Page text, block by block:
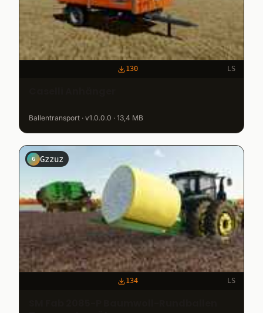
130 LS
Ballentransport · v1.0.0.0 · 13,4 MB
G Gzzuz
134 LS